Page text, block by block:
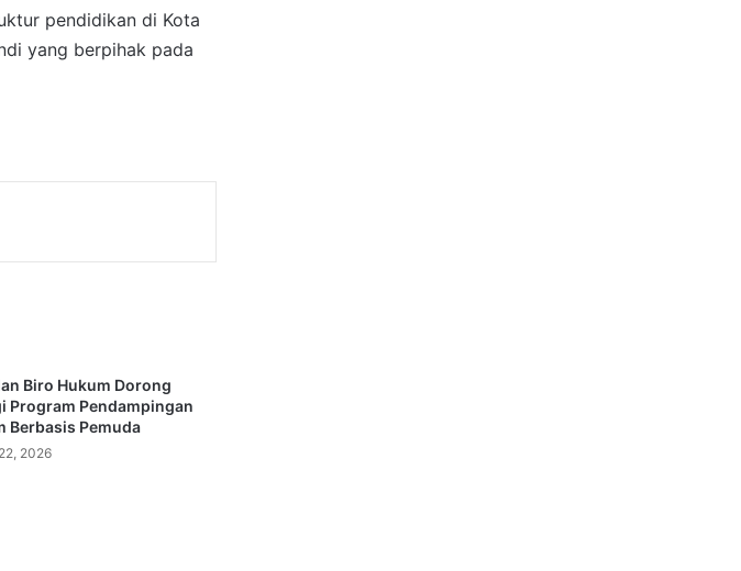
pendidikan di Kota
yang berpihak pada
Biro Hukum Dorong
Program Pendampingan
Berbasis Pemuda
2026